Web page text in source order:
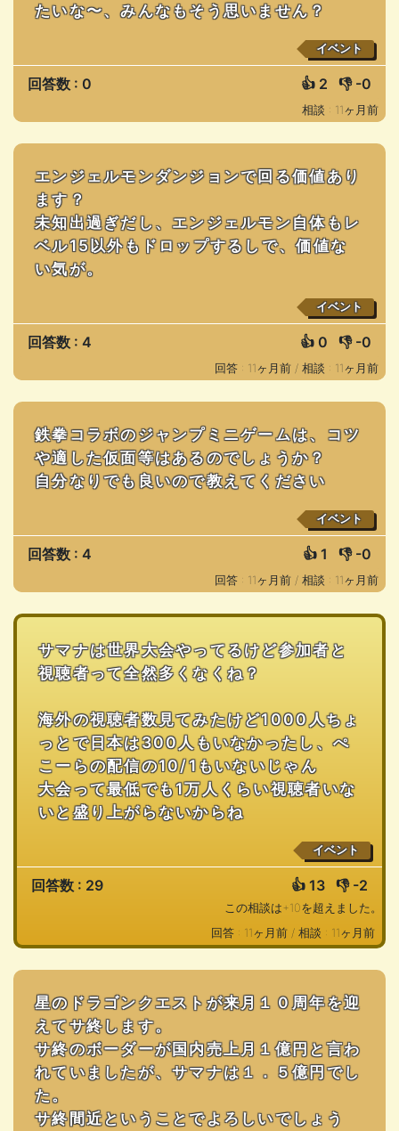
たいな〜、みんなもそう思いません？
イベント
回答数 : 0 👍 2 👎 -0
相談 : 11ヶ月前
エンジェルモンダンジョンで回る価値あり
ます？
未知出過ぎだし、エンジェルモン自体もレ
ベル15以外もドロップするしで、価値な
い気が。
イベント
回答数 : 4 👍 0 👎 -0
回答 : 11ヶ月前 / 相談 : 11ヶ月前
鉄拳コラボのジャンプミニゲームは、コツ
や適した仮面等はあるのでしょうか？
自分なりでも良いので教えてください
イベント
回答数 : 4 👍 1 👎 -0
回答 : 11ヶ月前 / 相談 : 11ヶ月前
サマナは世界大会やってるけど参加者と
視聴者って全然多くなくね？
海外の視聴者数見てみたけど1000人ちょ
っとで日本は300人もいなかったし、ぺ
こーらの配信の10/1もいないじゃん
大会って最低でも1万人くらい視聴者いな
いと盛り上がらないからね
イベント
回答数 : 29 👍 13 👎 -2
この相談は+10を超えました。
回答 : 11ヶ月前 / 相談 : 11ヶ月前
星のドラゴンクエストが来月１０周年を迎
えてサ終します。
サ終のボーダーが国内売上月１億円と言わ
れていましたが、サマナは１．５億円でし
た。
サ終間近ということでよろしいでしょう